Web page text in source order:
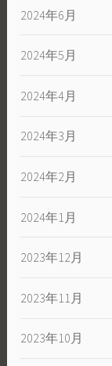
2024年6月
2024年5月
2024年4月
2024年3月
2024年2月
2024年1月
2023年12月
2023年11月
2023年10月